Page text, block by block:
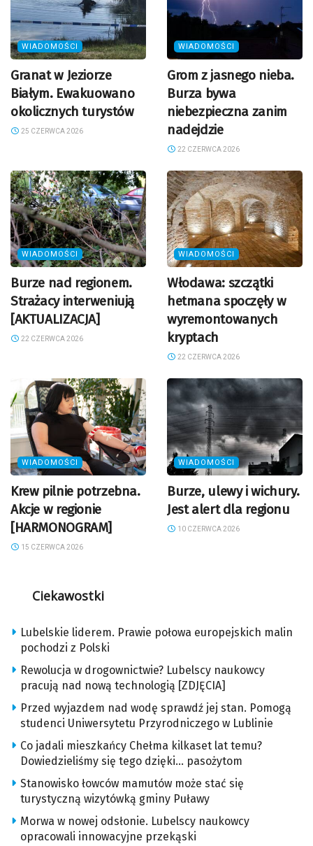
WIADOMOŚCI
Granat w Jeziorze
Białym. Ewakuowano
okolicznych turystów
25 CZERWCA 2026
WIADOMOŚCI
Grom z jasnego nieba.
Burza bywa
niebezpieczna zanim
nadejdzie
22 CZERWCA 2026
WIADOMOŚCI
Burze nad regionem.
Strażacy interweniują
[AKTUALIZACJA]
22 CZERWCA 2026
WIADOMOŚCI
Włodawa: szczątki
hetmana spoczęły w
wyremontowanych
kryptach
22 CZERWCA 2026
WIADOMOŚCI
Krew pilnie potrzebna.
Akcje w regionie
[HARMONOGRAM]
15 CZERWCA 2026
WIADOMOŚCI
Burze, ulewy i wichury.
Jest alert dla regionu
10 CZERWCA 2026
Ciekawostki
Lubelskie liderem. Prawie połowa europejskich malin
pochodzi z Polski
Rewolucja w drogownictwie? Lubelscy naukowcy
pracują nad nową technologią [ZDJĘCIA]
Przed wyjazdem nad wodę sprawdź jej stan. Pomogą
studenci Uniwersytetu Przyrodniczego w Lublinie
Co jadali mieszkańcy Chełma kilkaset lat temu?
Dowiedzieliśmy się tego dzięki… pasożytom
Stanowisko łowców mamutów może stać się
turystyczną wizytówką gminy Puławy
Morwa w nowej odsłonie. Lubelscy naukowcy
opracowali innowacyjne przekąski